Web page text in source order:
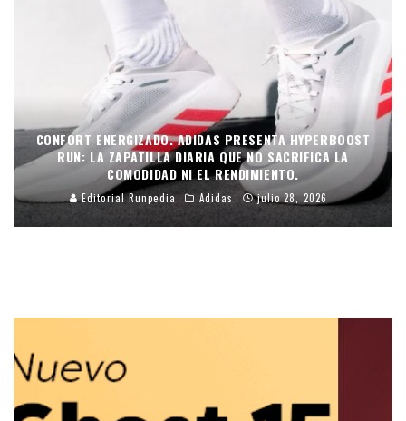
CONFORT ENERGIZADO. ADIDAS PRESENTA HYPERBOOST
RUN: LA ZAPATILLA DIARIA QUE NO SACRIFICA LA
COMODIDAD NI EL RENDIMIENTO.
Editorial Runpedia Adidas julio 28, 2026